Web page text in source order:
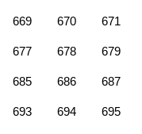
669 670 671
677 678 679
685 686 687
693 694 695